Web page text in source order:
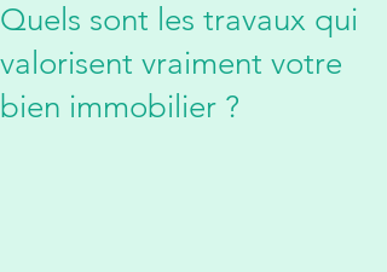
Quels sont les travaux qui
valorisent vraiment votre
bien immobilier ?